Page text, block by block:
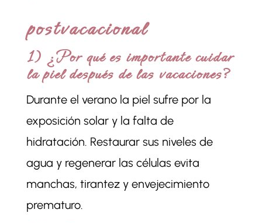
postvacacional
1) ¿Por qué es importante cuidar
la piel después de las vacaciones?
Durante el verano la piel sufre por la
exposición solar y la falta de
hidratación. Restaurar sus niveles de
agua y regenerar las células evita
manchas, tirantez y envejecimiento
prematuro.